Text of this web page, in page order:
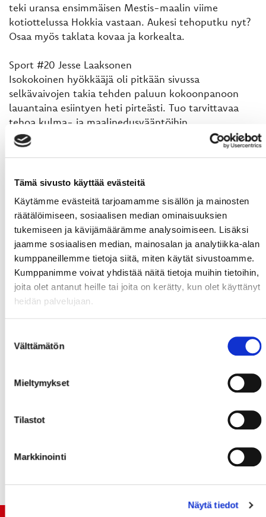
Tämä sivusto käyttää evästeitä
Käytämme evästeitä tarjoamamme sisällön ja mainosten
räätälöimiseen, sosiaalisen median ominaisuuksien
tukemiseen ja kävijämäärämme analysoimiseen. Lisäksi
jaamme sosiaalisen median, mainosalan ja analytiikka-alan
kumppaneillemme tietoja siitä, miten käytät sivustoamme.
Kumppanimme voivat yhdistää näitä tietoja muihin tietoihin,
joita olet antanut heille tai joita on kerätty, kun olet käyttänyt
heidän palvelujaan.
valinta
Välttämätön
Mieltymykset
Tilastot
Markkinointi
Näytä tiedot
teki uransa ensimmäisen Mestis-maalin viime
kotiottelussa Hokkia vastaan. Aukesi tehoputku nyt?
Osaa myös taklata kovaa ja korkealta.
Sport #20 Jesse Laaksonen
Isokokoinen hyökkääjä oli pitkään sivussa
selkävaivojen takia tehden paluun kokoonpanoon
lauantaina esiintyen heti pirteästi. Tuo tarvittavaa
tehoa kulma- ja maalinedusvääntöihin.
KooKoo #13 Mikko Liukkonen
mutta veri veti takaisin kaukaloon. On tehnyt
varmasti vielä parempaankin kun kevät etenee.
Monipuolinen ja taitava pelaaja.
KooKoo #22 Nick Dineen
Amerikkalaishyökkääjä on syksyn starttivaikeuksien
jälkeen äitynyt hyvään menoon ja kantaa
kouvolalaisten kultakypärää tehoin 15+17.
Pienikokoinen right-hyökkääjä on viime aikoina
Katso myös
AO